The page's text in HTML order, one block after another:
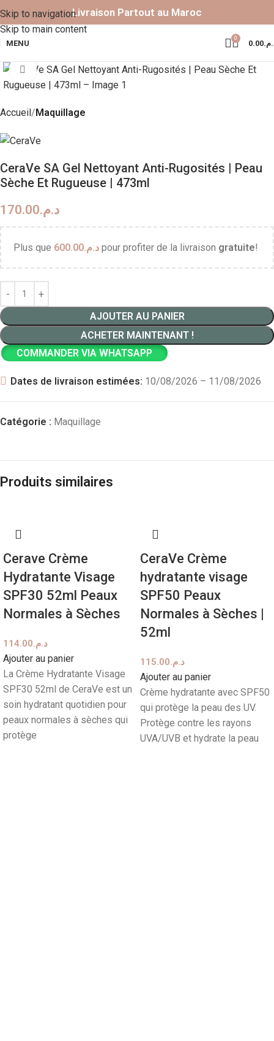
Skip to navigation
Skip to main content
Livraison Partout au Maroc
MENU
0
0.00
Click to enlarge
Accueil Maquillage
CeraVe SA Gel Nettoyant Anti-Rugosités | Peau
Sèche Et Rugueuse | 473ml
د.م.170.00
Plus que د.م.600.00 pour profiter de la livraison gratuite!
AJOUTER AU PANIER
ACHETER MAINTENANT !
COMMANDER VIA WHATSAPP
Dates de livraison estimées: 10/08/2026 – 11/08/2026
Catégorie : Maquillage
Produits similaires
Cerave Crème
Hydratante Visage
SPF30 52ml Peaux
Normales à Sèches
د.م.114.00
Ajouter au panier
La Crème Hydratante Visage
SPF30 52ml de CeraVe est un
soin hydratant quotidien pour
peaux normales à sèches qui
protège
CeraVe Crème
hydratante visage
SPF50 Peaux
Normales à Sèches |
52ml
د.م.115.00
Ajouter au panier
Crème hydratante avec SPF50
qui protège la peau des UV.
Protège contre les rayons
UVA/UVB et hydrate la peau